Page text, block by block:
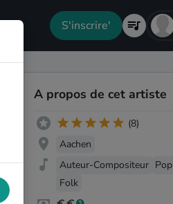
S'inscrire'
A propos de cet artiste
(8)
Aachen
Auteur-Compositeur Pop
Folk